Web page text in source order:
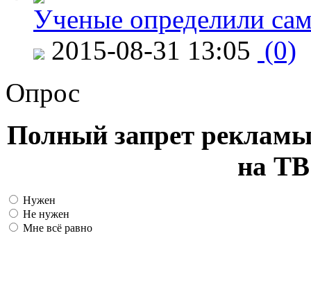
Ученые определили
2015-08-31 13:05 (0)
Опрос
Полный запрет
на ТВ
Нужен
Не нужен
Мне всё равно